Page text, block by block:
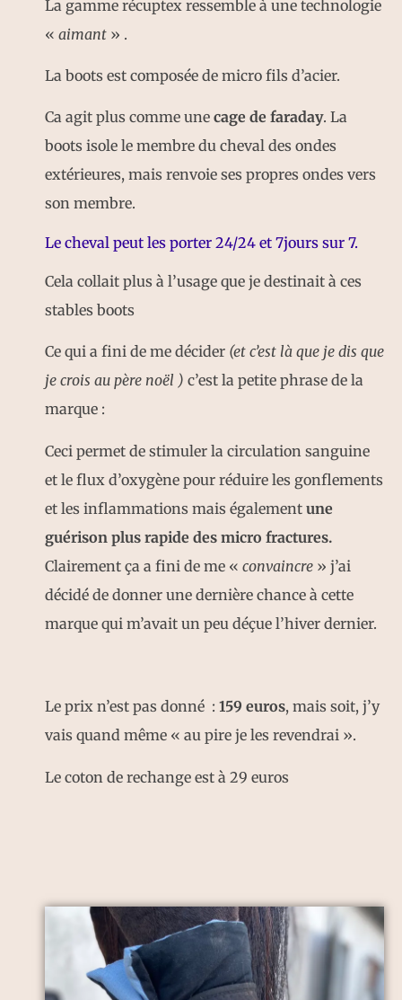
La gamme récuptex ressemble à une technologie
« aimant » .
La boots est composée de micro fils d’acier.
Ca agit plus comme une cage de faraday. La
boots isole le membre du cheval des ondes
extérieures, mais renvoie ses propres ondes vers
son membre.
Le cheval peut les porter 24/24 et 7jours sur 7.
Cela collait plus à l’usage que je destinait à ces
stables boots
Ce qui a fini de me décider (et c’est là que je dis que
je crois au père noël ) c’est la petite phrase de la
marque :
Ceci permet de stimuler la circulation sanguine
et le flux d’oxygène pour réduire les gonflements
et les inflammations mais également une
guérison plus rapide des micro fractures.
Clairement ça a fini de me « convaincre » j’ai
décidé de donner une dernière chance à cette
marque qui m’avait un peu déçue l’hiver dernier.
Le prix n’est pas donné : 159 euros, mais soit, j’y
vais quand même « au pire je les revendrai ».
Le coton de rechange est à 29 euros